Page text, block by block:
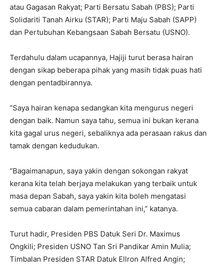
atau Gagasan Rakyat; Parti Bersatu Sabah (PBS); Parti
Solidariti Tanah Airku (STAR); Parti Maju Sabah (SAPP)
dan Pertubuhan Kebangsaan Sabah Bersatu (USNO).
Terdahulu dalam ucapannya, Hajiji turut berasa hairan
dengan sikap beberapa pihak yang masih tidak puas hati
dengan pentadbirannya.
“Saya hairan kenapa sedangkan kita mengurus negeri
dengan baik. Namun saya tahu, semua ini bukan kerana
kita gagal urus negeri, sebaliknya ada perasaan rakus dan
tamak dengan kedudukan.
“Bagaimanapun, saya yakin dengan sokongan rakyat
kerana kita telah berjaya melakukan yang terbaik untuk
masa depan Sabah, saya yakin kita boleh mengatasi
semua cabaran dalam pemerintahan ini,” katanya.
Turut hadir, Presiden PBS Datuk Seri Dr. Maximus
Ongkili; Presiden USNO Tan Sri Pandikar Amin Mulia;
Timbalan Presiden STAR Datuk Ellron Alfred Angin;